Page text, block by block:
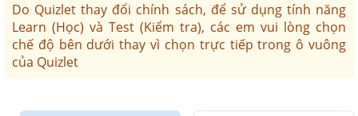
Do Quizlet thay đổi chính sách, để sử dụng tính năng
Learn (Học) và Test (Kiểm tra), các em vui lòng chọn
chế độ bên dưới thay vì chọn trực tiếp trong ô vuông
của Quizlet